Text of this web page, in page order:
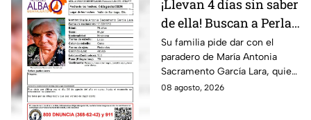
¡Llevan 4 días sin saber
de ella! Buscan a Perla
Alejandra Martín del
Campo Medina,
desaparecida en
Guanajuato
Su familia pide dar con el
paradero de María Antonia
Sacramento García Lara, quien
fue vista por última vez el 4 de
08 agosto, 2026